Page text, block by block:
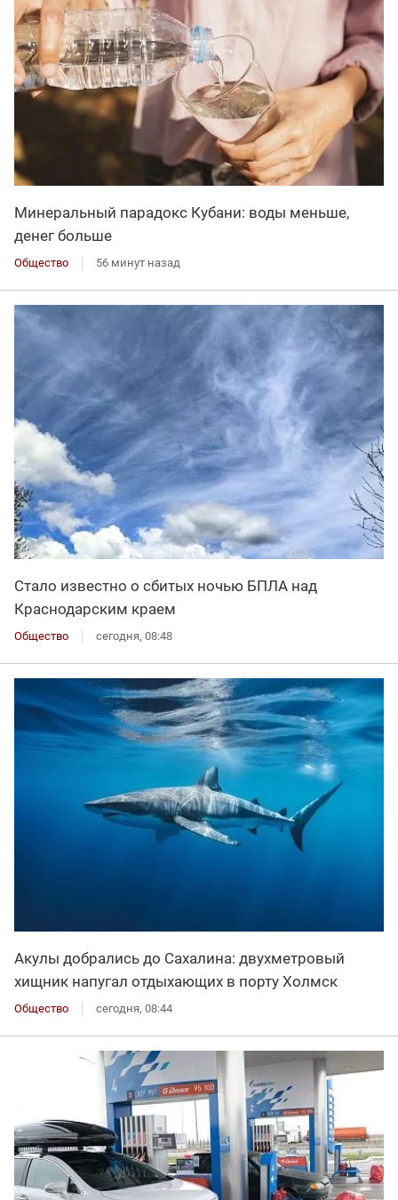
Минеральный парадокс Кубани: воды меньше,
денег больше
Общество 56 минут назад
Стало известно о сбитых ночью БПЛА над
Краснодарским краем
Общество сегодня, 08:48
Акулы добрались до Сахалина: двухметровый
хищник напугал отдыхающих в порту Холмск
Общество сегодня, 08:44